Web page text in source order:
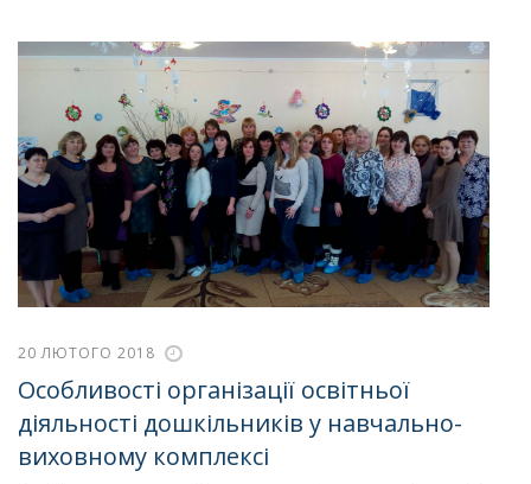
20 ЛЮТОГО 2018
Особливості організації освітньої
діяльності дошкільників у навчально-
виховному комплексі